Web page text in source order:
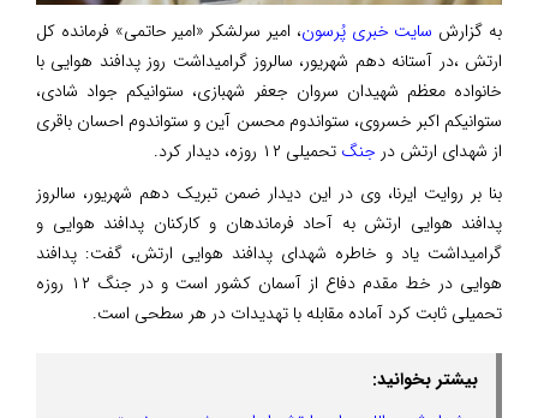
به گزارش سایت خبری پُرسون، امیر سرلشکر «امیر حاتمی» فرمانده کل
ارتش ،در آستانه دهم شهریور، سالروز گرامیداشت روز پدافند هوایی با
خانواده معظم شهیدان سروان جعفر شهبازی، ستوانیکم جواد شادی،
ستوانیکم اکبر خسروی، ستواندوم محسن آین و ستواندوم احسان باقری
از شهدای ارتش در جنگ تحمیلی ۱۲ روزه، دیدار کرد.
بنا بر روایت ایرنا، وی در این دیدار ضمن تبریک دهم شهریور، سالروز
پدافند هوایی ارتش به آحاد فرماندهان و کارکنان پدافند هوایی و
گرامیداشت یاد و خاطره شهدای پدافند هوایی ارتش، گفت: پدافند
هوایی در خط مقدم دفاع از آسمان کشور است و در جنگ ۱۲ روزه
تحمیلی ثابت کرد آماده مقابله با تهدیدات در هر سطحی است.
بیشتر بخوانید: